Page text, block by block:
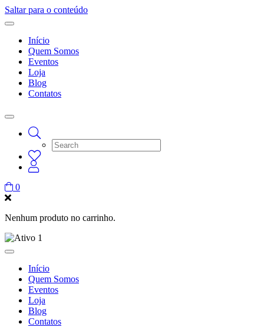
Saltar para o conteúdo
Início
Quem Somos
Eventos
Loja
Blog
Contatos
0
Nenhum produto no carrinho.
Início
Quem Somos
Eventos
Loja
Blog
Contatos